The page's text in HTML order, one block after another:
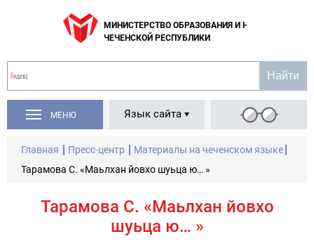
МИНИСТЕРСТВО ОБРАЗОВАНИЯ И НАУКИ
ЧЕЧЕНСКОЙ РЕСПУБЛИКИ
МЕНЮ Язык сайта
Главная Пресс-центр
Материалы на чеченском языке
Тарамова С. «Маьлхан йовхо шуьца ю… »
Тарамова С. «Маьлхан йовхо
шуьца ю… »